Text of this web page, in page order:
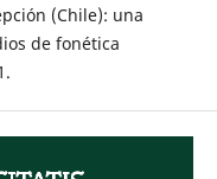
(Chile): una
de fonética